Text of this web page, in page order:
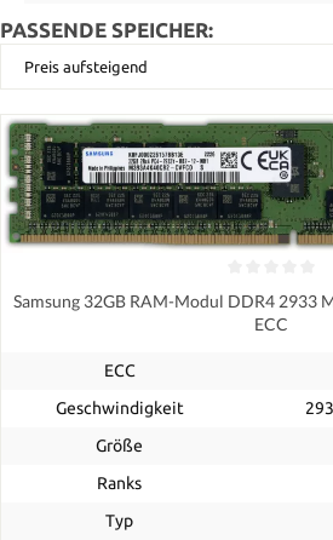
PASSENDE SPEICHER:
Samsung 32GB RAM-Modul DDR4 2933
ECC
ECC
Geschwindigkeit
Größe
Ranks
Typ